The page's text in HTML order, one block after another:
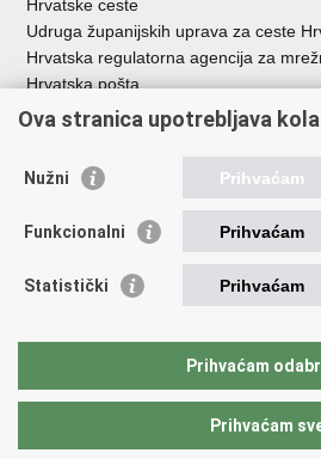
Hrvatske ceste
Udruga županijskih uprava za ceste
Hrvatska regulatorna agencija za
Hrvatska pošta
HŽ Infrastruktura d.o.o.
HŽ putnički prijevoz
Agencija za regulaciju tržišta
Agencija za sigurnost željezničkog
Međunarodna zračna luka Zagreb -
Hrvatska agencija za civilno
željezničkom prometu
Ova stranica upotrebljava
Nužni Prihvaćam
Funkcionalni Prihvaćam
Statistički Prihvaćam
Prihvaćam
Prihvaćam